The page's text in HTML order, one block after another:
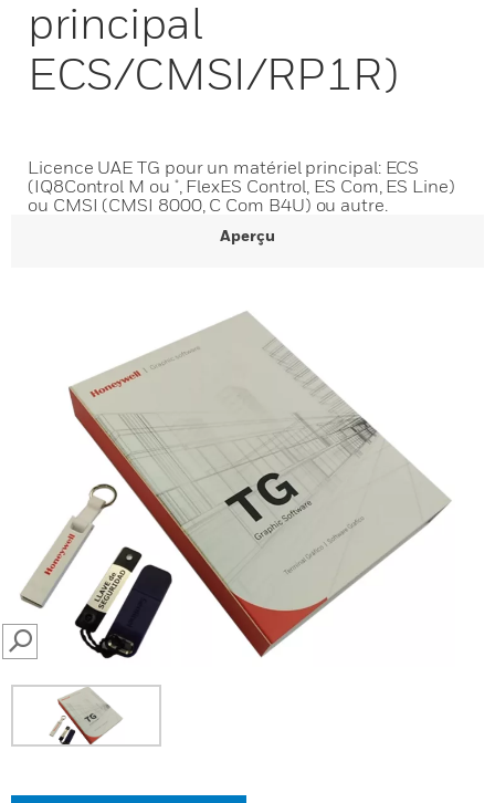
principal
ECS/CMSI/RP1R)
Licence UAE TG pour un matériel principal: ECS
(IQ8Control M ou μ, FlexES Control, ES Com, ES Line)
ou CMSI (CMSI 8000, C Com B4U) ou autre.
Aperçu
SEARCH